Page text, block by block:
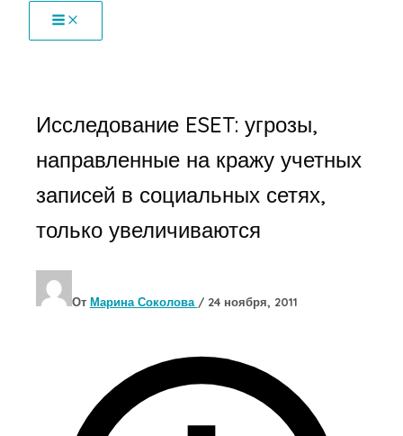
Исследование ESET: угрозы,
направленные на кражу учетных
записей в социальных сетях,
только увеличиваются
От Марина Соколова / 24 ноября, 2011